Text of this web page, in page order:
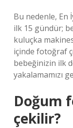
Bu nedenle, En
ilk 15 gündür;
kuluçka
içinde fotoğraf
bebeğinizin ilk
yakalamamızı
Doğum
çekilir?